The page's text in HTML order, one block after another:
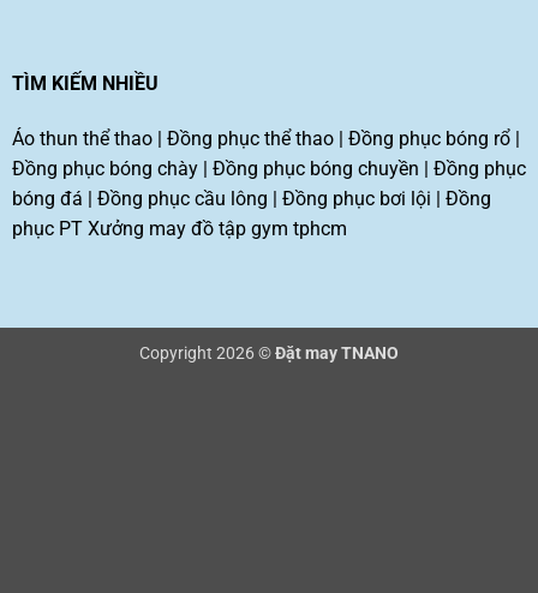
TÌM KIẾM NHIỀU
Áo thun thể thao| Đồng phục thể thao| Đồng phục bóng rổ|
Đồng phục bóng chày| Đồng phục bóng chuyền | Đồng phục
bóng đá | Đồng phục cầu lông | Đồng phục bơi lội | Đồng
phục PT Xưởng may đồ tập gym tphcm
Copyright 2026 ©Đặt may TNANO